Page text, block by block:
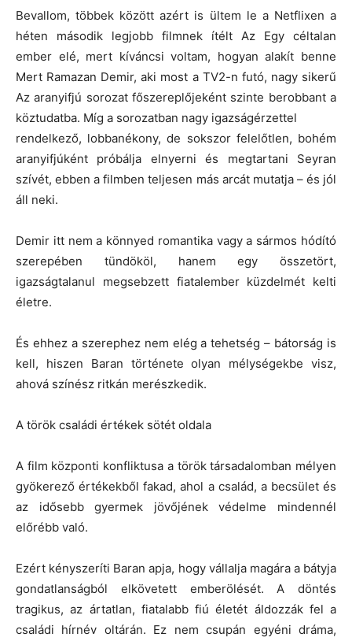
Bevallom, többek között azért is ültem le a Netflixen a
héten második legjobb filmnek ítélt Az Egy céltalan
ember elé, mert kíváncsi voltam, hogyan alakít benne
Mert Ramazan Demir, aki most a TV2-n futó, nagy sikerű
Az aranyifjú sorozat főszereplőjeként szinte berobbant a
köztudatba. Míg a sorozatban nagy igazságérzettel
rendelkező, lobbanékony, de sokszor felelőtlen, bohém
aranyifjúként próbálja elnyerni és megtartani Seyran
szívét, ebben a filmben teljesen más arcát mutatja – és jól
áll neki.
Demir itt nem a könnyed romantika vagy a sármos hódító
szerepében tündököl, hanem egy összetört,
igazságtalanul megsebzett fiatalember küzdelmét kelti
életre.
És ehhez a szerephez nem elég a tehetség – bátorság is
kell, hiszen Baran története olyan mélységekbe visz,
ahová színész ritkán merészkedik.
A török családi értékek sötét oldala
A film központi konfliktusa a török társadalomban mélyen
gyökerező értékekből fakad, ahol a család, a becsület és
az idősebb gyermek jövőjének védelme mindennél
előrébb való.
Ezért kényszeríti Baran apja, hogy vállalja magára a bátyja
gondatlanságból elkövetett emberölését. A döntés
tragikus, az ártatlan, fiatalabb fiú életét áldozzák fel a
családi hírnév oltárán. Ez nem csupán egyéni dráma,